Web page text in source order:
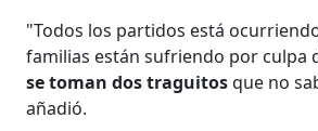
"Todos los partidos está
familias están sufriendo por culpa
se toman dos traguitosque no
añadió.